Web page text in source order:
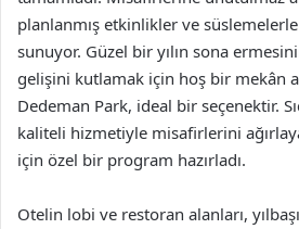
planlanmış etkinlikler ve
sunuyor. Güzel bir yılın sona
gelişini kutlamak için hoş bir mekân
Dedeman Park, ideal bir seçenektir.
kaliteli hizmetiyle misafirlerini
için özel bir program hazırladı.
Otelin lobi ve restoran alanları,